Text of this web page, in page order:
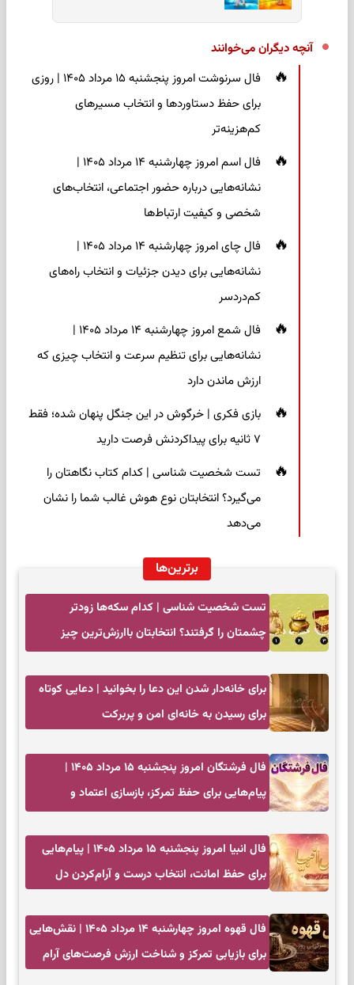
آنچه دیگران می‌خوانند
فال سرنوشت امروز پنجشنبه ۱۵ مرداد ۱۴۰۵ | روزی
برای حفظ دستاوردها و انتخاب مسیرهای
کم‌هزینه‌تر
فال اسم امروز چهارشنبه ۱۴ مرداد ۱۴۰۵ |
نشانه‌هایی درباره حضور اجتماعی، انتخاب‌های
شخصی و کیفیت ارتباط‌ها
فال چای امروز چهارشنبه ۱۴ مرداد ۱۴۰۵ |
نشانه‌هایی برای دیدن جزئیات و انتخاب راه‌های
کم‌دردسر
فال شمع امروز چهارشنبه ۱۴ مرداد ۱۴۰۵ |
نشانه‌هایی برای تنظیم سرعت و انتخاب چیزی که
ارزش ماندن دارد
بازی فکری | خرگوش در این جنگل پنهان شده؛ فقط
۷ ثانیه برای پیداکردنش فرصت دارید
تست شخصیت شناسی | کدام کتاب نگاهتان را
می‌گیرد؟ انتخابتان نوع هوش غالب شما را نشان
می‌دهد
برترین‌ها
تست شخصیت شناسی | کدام سکه‌ها زودتر
چشمتان را گرفتند؟ انتخابتان باارزش‌ترین چیز
برای خانه‌دار شدن این دعا را بخوانید | دعایی کوتاه
برای رسیدن به خانه‌ای امن و پربرکت
فال فرشتگان امروز پنجشنبه ۱۵ مرداد ۱۴۰۵ |
پیام‌هایی برای حفظ تمرکز، بازسازی اعتماد و
فال انبیا امروز پنجشنبه ۱۵ مرداد ۱۴۰۵ | پیام‌هایی
برای حفظ امانت، انتخاب درست و آرام‌کردن دل
فال قهوه امروز چهارشنبه ۱۴ مرداد ۱۴۰۵ | نقش‌هایی
برای بازیابی تمرکز و شناخت ارزش فرصت‌های آرام